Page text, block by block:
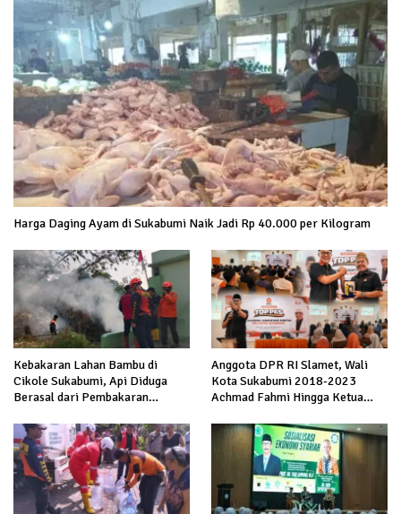
Harga Daging Ayam di Sukabumi Naik Jadi Rp 40.000 per Kilogram
Kebakaran Lahan Bambu di
Cikole Sukabumi, Api Diduga
Berasal dari Pembakaran
Anggota DPR RI Slamet, Wali
Kota Sukabumi 2018-2023
Achmad Fahmi Hingga Ketua
Mesin Politik di TOP PKS
Sukabumi